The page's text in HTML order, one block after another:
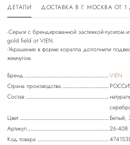
ДЕТАЛИ ДОСТАВКА В Г. МОСКВА ОТ 1
-Серьги с брендированной застежкой-пусетом
gold field от VIEN.
-Украшение в форме коралла дополнили
Бренд
VIEN
Страна производства
Состав
Цвет
Белый,
Артикул
26-408
Код товара